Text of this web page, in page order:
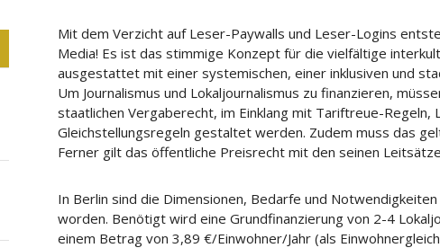
Mit dem Verzicht auf Leser-Paywalls und Leser-Logins
Media! Es ist das stimmige Konzept für die vielfältige
ausgestattet mit einer systemischen, einer inklusiven und
Um Journalismus und Lokaljournalismus zu finanzieren,
staatlichen Vergaberecht, im Einklang mit Tariftreue-Regeln,
Gleichstellungsregeln gestaltet werden. Zudem muss das
Ferner gilt das öffentliche Preisrecht mit den seinen
In Berlin sind die Dimensionen, Bedarfe und
worden. Benötigt wird eine Grundfinanzierung von 2-4
einem Betrag von 3,89 €/Einwohner/Jahr (als